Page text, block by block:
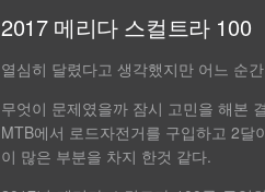
2017 메리다 스컬트라 100
열심히 달렸다고 생각했지만 어느 순
무엇이 문제였을까 잠시 고민을 해본
MTB에서 로드자전거를 구입하고 2달
이 많은 부분을 차지 한것 같다.